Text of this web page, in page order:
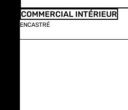
COMMERCIAL INTÉRIEUR
ENCASTRÉ